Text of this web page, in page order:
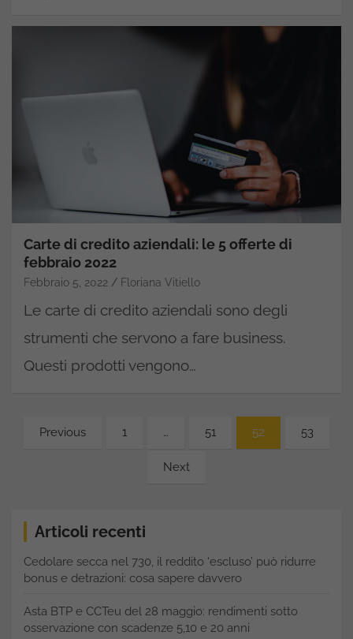
Carte di credito aziendali: le 5 offerte di
febbraio 2022
Febbraio 5, 2022 Floriana Vitiello
Le carte di credito aziendali sono degli
strumenti che servono a fare business.
Questi prodotti vengono…
Paginazione
Previous 1 … 51 52 53
Next
Articoli recenti
Cedolare secca nel 730, il reddito ‘escluso’ può ridurre
bonus e detrazioni: cosa sapere davvero
Asta BTP e CCTeu del 28 maggio: rendimenti sotto
osservazione con scadenze 5,10 e 20 anni